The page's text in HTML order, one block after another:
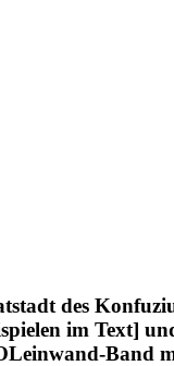
des
im Text]
Band